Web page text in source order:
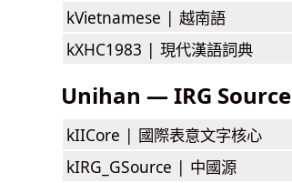
kVietnamese | 越南語
kXHC1983 | 現代漢語詞典
Unihan — IRG Source
kIICore | 國際表意文字核心
kIRG_GSource | 中國源